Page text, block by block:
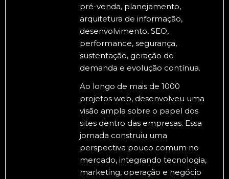
pré-venda, planejamento,
arquitetura de informação,
desenvolvimento, SEO,
performance, segurança,
sustentação, geração de
demanda e evolução contínua.
Ao longo de mais de 1000
projetos web, desenvolveu uma
visão ampla sobre o papel dos
sites dentro das empresas. Essa
jornada construiu uma
perspectiva pouco comum no
mercado, integrando tecnologia,
marketing, operação e negócio